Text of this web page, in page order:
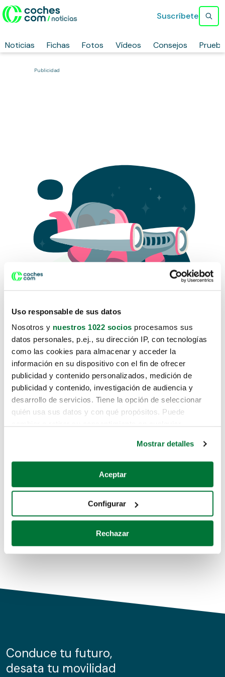
Uso responsable de sus datos
Nosotros y nuestros 1022 socios procesamos sus
datos personales, p.ej., su dirección IP, con tecnologías
como las cookies para almacenar y acceder la
información en su dispositivo con el fin de ofrecer
publicidad y contenido personalizados, medición de
publicidad y contenido, investigación de audiencia y
desarrollo de servicios. Tiene la opción de seleccionar
quién usa sus datos y con qué propósitos. Puede
Si lo permite, también quisiéramos:
Recopilar información sobre su ubicación geográfica
Identificar su dispositivo analizándolo activamente
para buscar características específicas (huellas
Obtenga más información sobre cómo se procesan sus
de cookies.
información sobre el uso que haga del sitio web con
nuestros partners de redes sociales, publicidad y análisis
Mostrar detalles
Aceptar
Configurar
Rechazar
Noticias Fichas Fotos Vídeos Consejos
Suscríbete
Publicidad
Lo sentimos, no sabemos como
te hemos traido hasta aquí.
Pero puedes encontrar el coche que estás
buscando en alguno de estos enlaces:
Coches de segunda mano
Coches de km0
Conduce tu futuro,
desata tu movilidad